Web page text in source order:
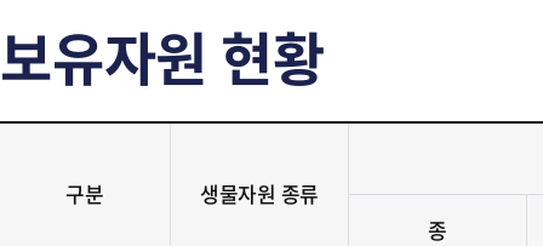
보유자원 현황
구분
생물자원 종류
종